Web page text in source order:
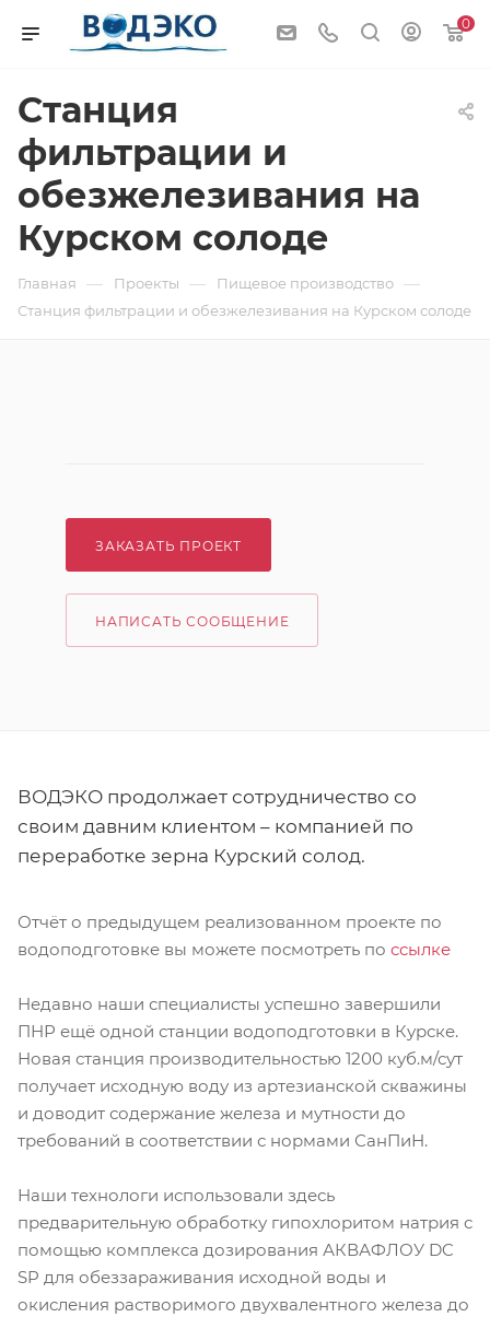
0
Станция
фильтрации и
обезжелезивания на
Курском солоде
Главная — Проекты — Пищевое производство —
Станция фильтрации и обезжелезивания на Курском солоде
ЗАКАЗАТЬ ПРОЕКТ
НАПИСАТЬ СООБЩЕНИЕ
ВОДЭКО продолжает сотрудничество со
своим давним клиентом – компанией по
переработке зерна Курский солод.
Отчёт о предыдущем реализованном проекте по
водоподготовке вы можете посмотреть по ссылке
Недавно наши специалисты успешно завершили
ПНР ещё одной станции водоподготовки в Курске.
Новая станция производительностью 1200 куб.м/сут
получает исходную воду из артезианской скважины
и доводит содержание железа и мутности до
требований в соответствии с нормами СанПиН.
Наши технологи использовали здесь
предварительную обработку гипохлоритом натрия с
помощью комплекса дозирования АКВАФЛОУ DC
SP для обеззараживания исходной воды и
окисления растворимого двухвалентного железа до